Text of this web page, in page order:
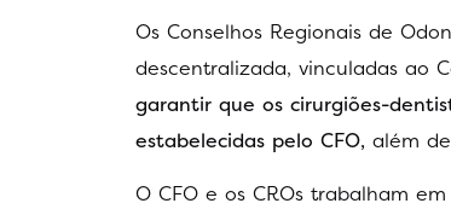
Os Conselhos Regionais de
descentralizada, vinculadas ao
garantir que os cirurgiões-
estabelecidas pelo CFO, além
O CFO e os CROs trabalham